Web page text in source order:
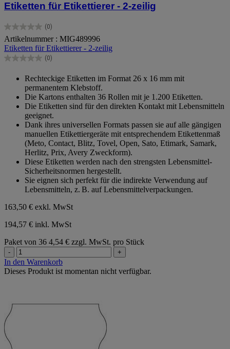
Etiketten für Etikettierer - 2-zeilig
(0)
0.0
von
5
Sternen.
Artikelnummer : MIG489996
Etiketten für Etikettierer - 2-zeilig
(0)
0.0
Sternen.
Rechteckige Etiketten im Format 26 x 16 mm mit
permanentem Klebstoff.
Die Kartons enthalten 36 Rollen mit je 1.200 Etiketten.
Die Etiketten sind für den direkten Kontakt mit Lebensmitteln
geeignet.
Dank ihres universellen Formats passen sie auf alle gängigen
manuellen Etikettiergeräte mit entsprechendem Etikettenmaß
(Meto, Contact, Blitz, Tovel, Open, Sato, Etimark, Samark,
Herlitz, Prix, Avery Zweckform).
Diese Etiketten werden nach den strengsten Lebensmittel-
Sicherheitsnormen hergestellt.
Sie eignen sich perfekt für die indirekte Verwendung auf
Lebensmitteln, z. B. auf Lebensmittelverpackungen.
163,50 € exkl. MwSt
194,57 € inkl. MwSt
Paket von 36 4,54 € zzgl. MwSt. pro Stück
- +
In den Warenkorb
Dieses Produkt ist momentan nicht verfügbar.